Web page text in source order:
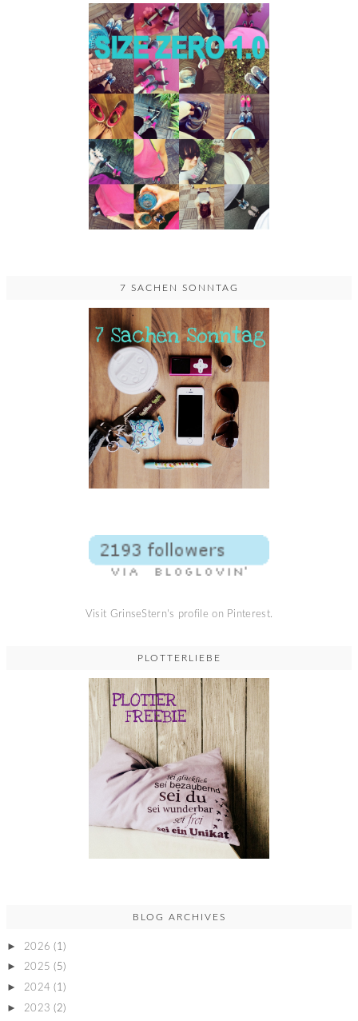
7 SACHEN SONNTAG
Visit GrinseStern's profile on Pinterest.
PLOTTERLIEBE
BLOG ARCHIVES
► 2026 (1)
► 2025 (5)
► 2024 (1)
► 2023 (2)